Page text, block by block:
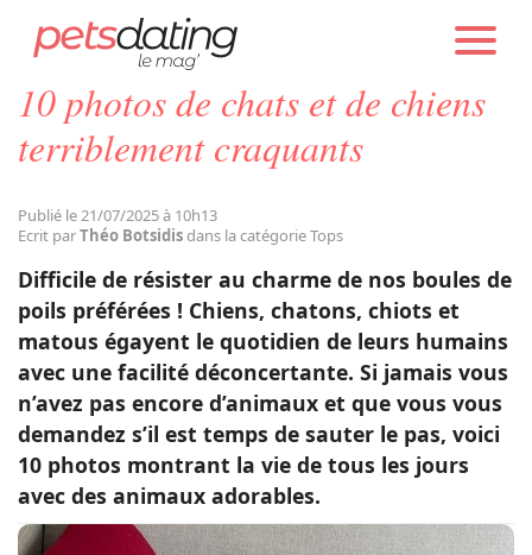
Chien
Faits Divers
Emotion
Tops
Sauvetages
PETS DATING ACTUALITÉS TOPS
10 photos de chats et de chiens
terriblement craquants
Publié le 21/07/2025 à 10h13
Ecrit parThéo Botsidisdans la catégorie Tops
Difficile de résister au charme de nos boules de
poils préférées ! Chiens, chatons, chiots et
matous égayent le quotidien de leurs humains
avec une facilité déconcertante. Si jamais vous
n’avez pas encore d’animaux et que vous vous
demandez s’il est temps de sauter le pas, voici
10 photos montrant la vie de tous les jours
avec des animaux adorables.